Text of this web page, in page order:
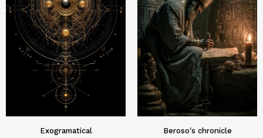
Exogramatical
Beroso's chronicle